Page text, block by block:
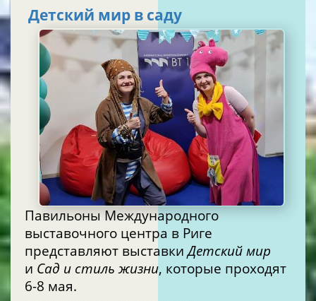
Детский мир в саду
Павильоны Международного
выставочного центра в Риге
представляют выставкиДетский мир
и Сад и стиль жизни, которые проходят
6-8 мая.